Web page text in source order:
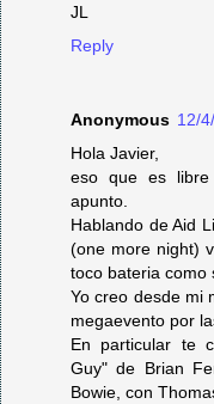
JL
Reply
Anonymous 12/
Hola Javier,
eso que es
apunto.
Hablando de Aid
(one more night)
toco bateria como
Yo creo desde mi
megaevento por
En particular te
Guy" de Brian
Bowie, con